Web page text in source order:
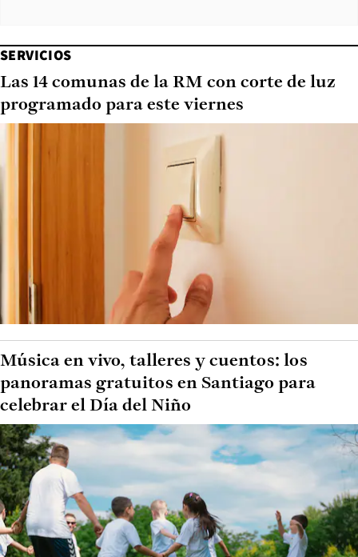
SERVICIOS
Las 14 comunas de la RM con corte de luz
programado para este viernes
Música en vivo, talleres y cuentos: los
panoramas gratuitos en Santiago para
celebrar el Día del Niño